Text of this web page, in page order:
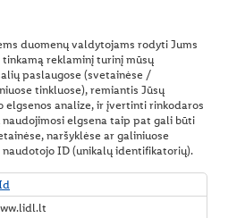
duomenų valdytojams rodyti Jums
reklaminį turinį mūsų
paslaugose (svetainėse /
tinkluose), remiantis Jūsų
elgsenos analize, ir įvertinti rinkodaros
naudojimosi elgsena taip pat gali būti
naršyklėse ar galiniuose
ID (unikalų identifikatorių).